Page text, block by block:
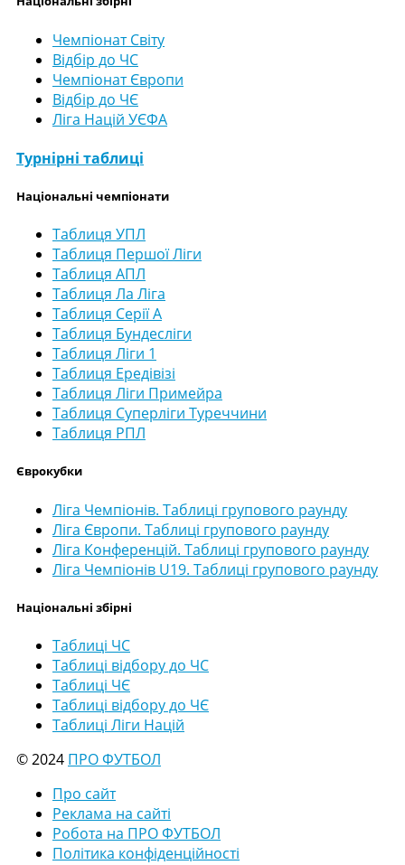
Чемпіонат Світу
Відбір до ЧС
Чемпіонат Європи
Відбір до ЧЄ
Ліга Націй УЄФА
Турнірні таблиці
Національні чемпіонати
Таблиця УПЛ
Таблиця Першої Ліги
Таблиця АПЛ
Таблиця Ла Ліга
Таблиця Серії А
Таблиця Бундесліги
Таблиця Ліги 1
Таблиця Ередівізі
Таблиця Ліги Примейра
Таблиця Суперліги Туреччини
Таблиця РПЛ
Єврокубки
Ліга Чемпіонів. Таблиці групового раунду
Ліга Європи. Таблиці групового раунду
Ліга Конференцій. Таблиці групового раунду
Ліга Чемпіонів U19. Таблиці групового раунду
Національні збірні
Таблиці ЧС
Таблиці відбору до ЧС
Таблиці ЧЄ
Таблиці відбору до ЧЄ
Таблиці Ліги Націй
© 2024 ПРО ФУТБОЛ
Про сайт
Реклама на сайті
Робота на ПРО ФУТБОЛ
Політика конфіденційності